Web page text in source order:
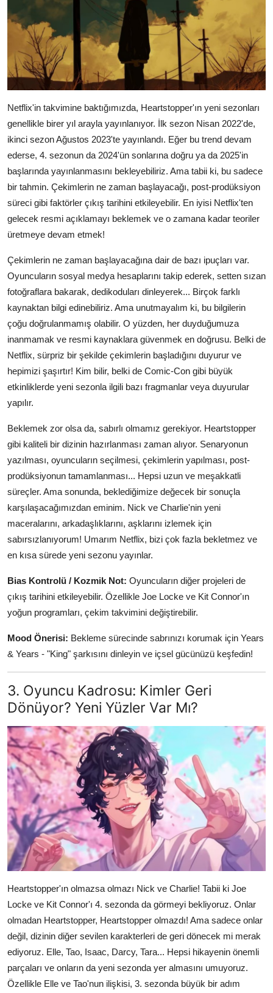
Netflix'in takvimine baktığımızda, Heartstopper'ın yeni sezonları
genellikle birer yıl arayla yayınlanıyor. İlk sezon Nisan 2022'de,
ikinci sezon Ağustos 2023'te yayınlandı. Eğer bu trend devam
ederse, 4. sezonun da 2024'ün sonlarına doğru ya da 2025'in
başlarında yayınlanmasını bekleyebiliriz. Ama tabii ki, bu sadece
bir tahmin. Çekimlerin ne zaman başlayacağı, post-prodüksiyon
süreci gibi faktörler çıkış tarihini etkileyebilir. En iyisi Netflix'ten
gelecek resmi açıklamayı beklemek ve o zamana kadar teoriler
üretmeye devam etmek!
Çekimlerin ne zaman başlayacağına dair de bazı ipuçları var.
Oyuncuların sosyal medya hesaplarını takip ederek, setten sızan
fotoğraflara bakarak, dedikoduları dinleyerek... Birçok farklı
kaynaktan bilgi edinebiliriz. Ama unutmayalım ki, bu bilgilerin
çoğu doğrulanmamış olabilir. O yüzden, her duyduğumuza
inanmamak ve resmi kaynaklara güvenmek en doğrusu. Belki de
Netflix, sürpriz bir şekilde çekimlerin başladığını duyurur ve
hepimizi şaşırtır! Kim bilir, belki de Comic-Con gibi büyük
etkinliklerde yeni sezonla ilgili bazı fragmanlar veya duyurular
yapılır.
Beklemek zor olsa da, sabırlı olmamız gerekiyor. Heartstopper
gibi kaliteli bir dizinin hazırlanması zaman alıyor. Senaryonun
yazılması, oyuncuların seçilmesi, çekimlerin yapılması, post-
prodüksiyonun tamamlanması... Hepsi uzun ve meşakkatli
süreçler. Ama sonunda, beklediğimize değecek bir sonuçla
karşılaşacağımızdan eminim. Nick ve Charlie'nin yeni
maceralarını, arkadaşlıklarını, aşklarını izlemek için
sabırsızlanıyorum! Umarım Netflix, bizi çok fazla bekletmez ve
en kısa sürede yeni sezonu yayınlar.
Bias Kontrolü / Kozmik Not: Oyuncuların diğer projeleri de
çıkış tarihini etkileyebilir. Özellikle Joe Locke ve Kit Connor'ın
yoğun programları, çekim takvimini değiştirebilir.
Mood Önerisi: Bekleme sürecinde sabrınızı korumak için Years
& Years - "King" şarkısını dinleyin ve içsel gücünüzü keşfedin!
3. Oyuncu Kadrosu: Kimler Geri
Dönüyor? Yeni Yüzler Var Mı?
Heartstopper'ın olmazsa olmazı Nick ve Charlie! Tabii ki Joe
Locke ve Kit Connor'ı 4. sezonda da görmeyi bekliyoruz. Onlar
olmadan Heartstopper, Heartstopper olmazdı! Ama sadece onlar
değil, dizinin diğer sevilen karakterleri de geri dönecek mi merak
ediyoruz. Elle, Tao, Isaac, Darcy, Tara... Hepsi hikayenin önemli
parçaları ve onların da yeni sezonda yer almasını umuyoruz.
Özellikle Elle ve Tao'nun ilişkisi, 3. sezonda büyük bir adım